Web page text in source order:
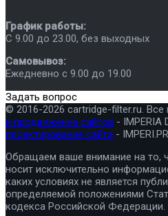
График работы:
C 9.00 до 23.00, без выходных
Самовывоз:
Ежедневно с 9.00 до 19.00
Задать вопрос
© 2016-2026 cartridge-filter.ru.
и продвижение сайтов - IMPERIA
проектирование сайта -
Обращаем ваше внимание на то,
носит исключительно
каких условиях не является
определяемой положениями
кодекса Российской Федерации.